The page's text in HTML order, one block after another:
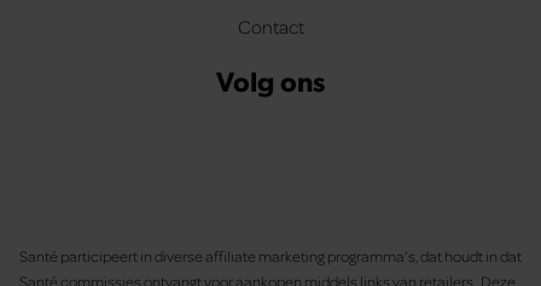
Contact
Volg ons
Santé participeert in diverse affiliate marketing programma’s, dat houdt in dat
Santé commissies ontvangt voor aankopen middels links van retailers. Deze